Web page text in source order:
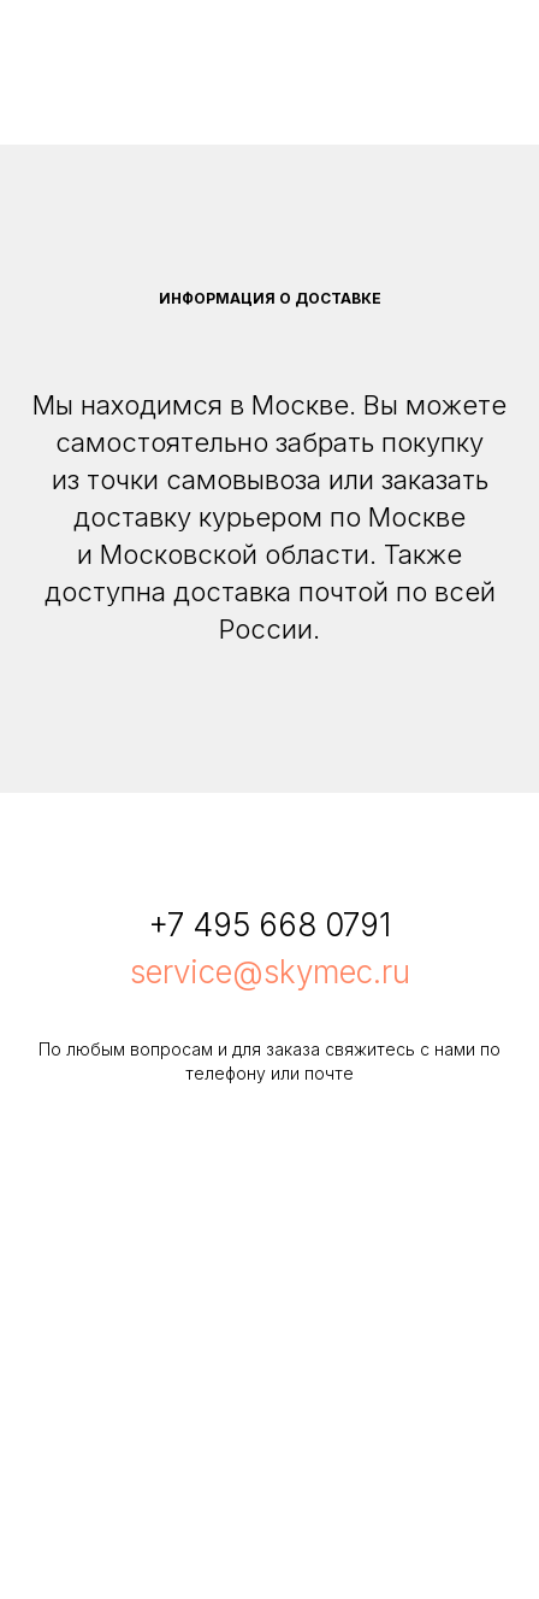
ИНФОРМАЦИЯ О ДОСТАВКЕ
Мы находимся в Москве. Вы можете
самостоятельно забрать покупку
из точки самовывоза или заказать
доставку курьером по Москве
и Московской области. Также
доступна доставка почтой по всей
России.
+7 495 668 0791
service@skymec.ru
По любым вопросам и для заказа свяжитесь с нами по
телефону или почте